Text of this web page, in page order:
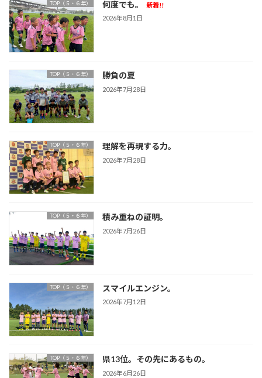
TOP（５・６年） 何度でも。
新着!!
2026年8月1日
TOP（５・６年） 勝負の夏
2026年7月28日
TOP（５・６年） 理解を再現する力。
2026年7月28日
TOP（５・６年） 積み重ねの証明。
2026年7月26日
TOP（５・６年） スマイルエンジン。
2026年7月12日
TOP（５・６年） 県13位。その先にあるもの。
2026年6月26日